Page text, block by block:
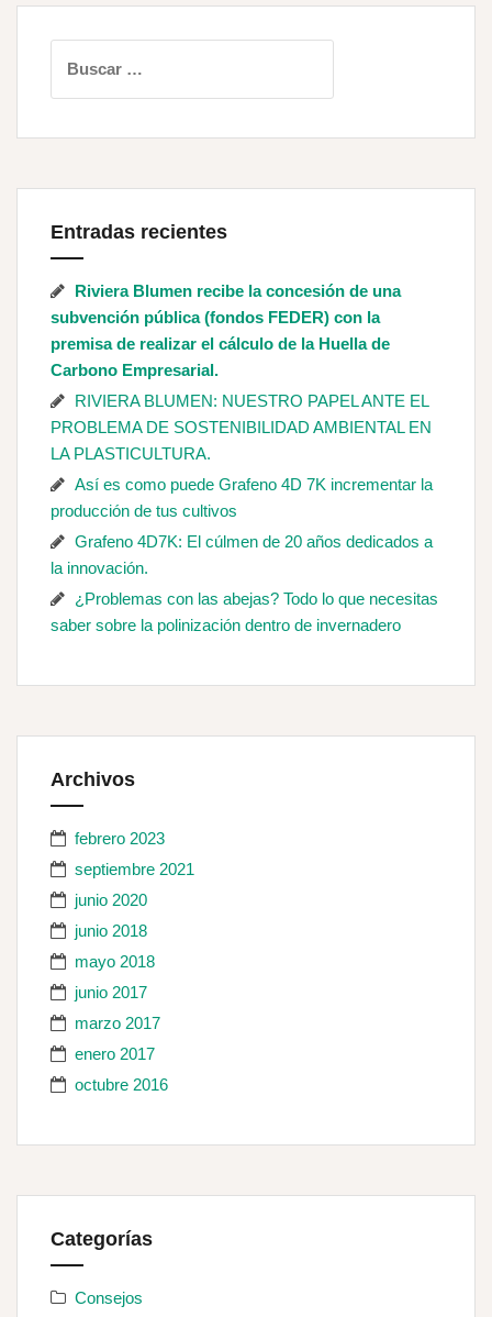
Entradas recientes
Riviera Blumen recibe la concesión de una
subvención pública (fondos FEDER) con la
premisa de realizar el cálculo de la Huella de
Carbono Empresarial.
RIVIERA BLUMEN: NUESTRO PAPEL ANTE EL
PROBLEMA DE SOSTENIBILIDAD AMBIENTAL EN
LA PLASTICULTURA.
Así es como puede Grafeno 4D 7K incrementar la
producción de tus cultivos
Grafeno 4D7K: El cúlmen de 20 años dedicados a
la innovación.
¿Problemas con las abejas? Todo lo que necesitas
saber sobre la polinización dentro de invernadero
Archivos
febrero 2023
septiembre 2021
junio 2020
junio 2018
mayo 2018
junio 2017
marzo 2017
enero 2017
octubre 2016
Categorías
Consejos